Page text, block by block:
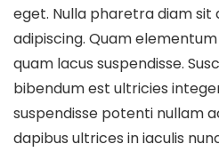
eget. Nulla pharetra diam sit
adipiscing. Quam
quam lacus suspendisse.
bibendum est ultricies
suspendisse potenti nullam
dapibus ultrices in iaculis